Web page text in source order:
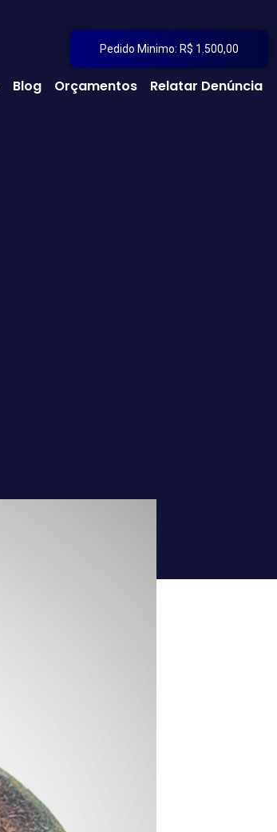
Pedido Minimo: R$ 1.500,00
Blog Orçamentos Relatar Denúncia